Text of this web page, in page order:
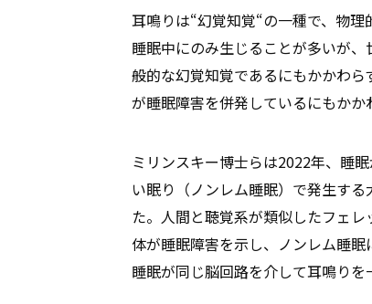
耳鳴りは“幻覚知覚“の一種で、物
睡眠中にのみ生じることが多いが
般的な幻覚知覚であるにもかかわ
が睡眠障害を併発しているにもかか
ミリンスキー博士らは2022年、睡
い眠り（ノンレム睡眠）で発生す
た。人間と聴覚系が類似したフェ
体が睡眠障害を示し、ノンレム睡眠
睡眠が同じ脳回路を介して耳鳴りを